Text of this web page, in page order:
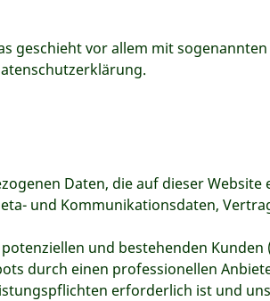
geschieht vor allem mit
Daten, die auf dieser
und Kommunikationsdaten,
und bestehenden Kunden
durch einen professionellen
erforderlich ist und